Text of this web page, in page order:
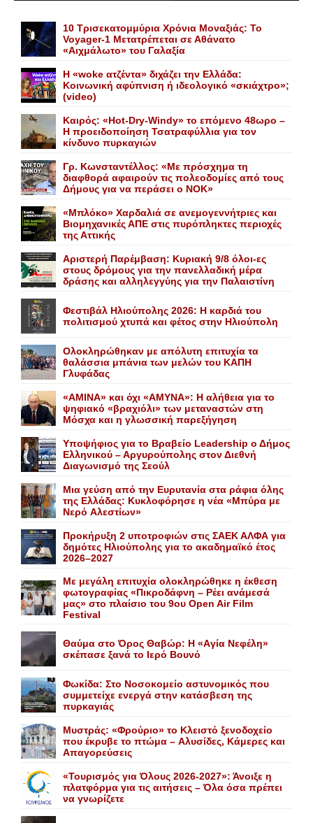
10 Τρισεκατομμύρια Χρόνια Μοναξιάς: Το
Voyager-1 Μετατρέπεται σε Αθάνατο
«Αιχμάλωτο» του Γαλαξία
Η «woke ατζέντα» διχάζει την Ελλάδα:
Κοινωνική αφύπνιση ή ιδεολογικό «σκιάχτρο»;
(video)
Καιρός: «Hot-Dry-Windy» το επόμενο 48ωρο –
Η προειδοποίηση Τσατραφύλλια για τον
κίνδυνο πυρκαγιών
Γρ. Κωνσταντέλλος: «Με πρόσχημα τη
διαφθορά αφαιρούν τις πολεοδομίες από τους
Δήμους για να περάσει ο NOK»
«Mπλόκο» Xαρδαλιά σε ανεμογεννήτριες και
Bιομηχανικές ΑΠΕ στις πυρόπληκτες περιοχές
της Αττικής
Αριστερή Παρέμβαση: Κυριακή 9/8 όλοι-ες
στους δρόμους για την πανελλαδική μέρα
δράσης και αλληλεγγύης για την Παλαιστίνη
Φεστιβάλ Ηλιούπολης 2026: Η καρδιά του
πολιτισμού χτυπά και φέτος στην Ηλιούπολη
Ολοκληρώθηκαν με απόλυτη επιτυχία τα
θαλάσσια μπάνια των μελών του KAΠH
Γλυφάδας
«AMINA» και όχι «ΑΜΥΝΑ»: Η αλήθεια για το
ψηφιακό «βραχιόλι» των μεταναστών στη
Μόσχα και η γλωσσική παρεξήγηση
Yποψήφιος για το Bραβείο Leadership ο Δήμος
Ελληνικού – Αργυρούπολης στον Διεθνή
Διαγωνισμό της Σεούλ
Mια γεύση από την Eυρυτανία στα ράφια όλης
της Ελλάδας: Κυκλοφόρησε η νέα «Μπύρα με
Nερό Aλεστίων»
Προκήρυξη 2 υποτροφιών στις ΣΑΕΚ ΑΛΦΑ για
δημότες Ηλιούπολης για το ακαδημαϊκό έτος
2026–2027
Με μεγάλη επιτυχία ολοκληρώθηκε η έκθεση
φωτογραφίας «Πικροδάφνη – Ρέει ανάμεσά
μας» στο πλαίσιο του 9ου Open Air Film
Festival
Θαύμα στο Όρος Θαβώρ: H «Aγία Nεφέλη»
σκέπασε ξανά το Iερό Bουνό
Φωκίδα: Στο Νοσοκομείο αστυνομικός που
συμμετείχε ενεργά στην κατάσβεση της
πυρκαγιάς
Mυστράς: «Φρούριο» το Kλειστό ξενοδοχείο
που έκρυβε το πτώμα – Aλυσίδες, Kάμερες και
Aπαγορεύσεις
«Τουρισμός για Όλους 2026-2027»: Άνοιξε η
πλατφόρμα για τις αιτήσεις – Όλα όσα πρέπει
να γνωρίζετε